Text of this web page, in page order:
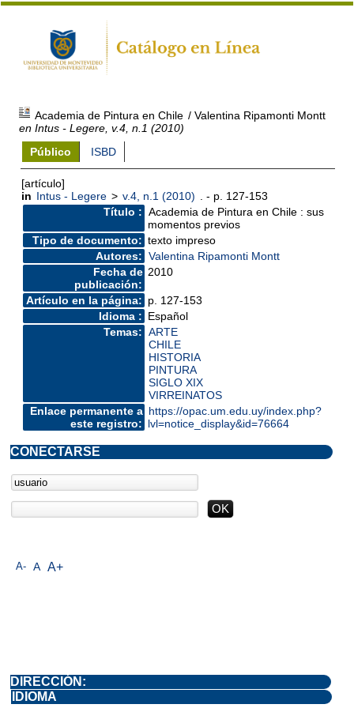
Academia de Pintura en Chile / Valentina Ripamonti Montt
en Intus - Legere, v.4, n.1 (2010)
Público
ISBD
[artículo]
in Intus - Legere > v.4, n.1 (2010)
. - p. 127-153
Título : Academia de Pintura en Chile : sus
momentos previos
Tipo de documento: texto impreso
Autores: Valentina Ripamonti Montt
Fecha de
publicación:
2010
Artículo en la página: p. 127-153
Idioma : Español
Temas: ARTE
CHILE
HISTORIA
PINTURA
SIGLO XIX
VIRREINATOS
Enlace permanente a
este registro:
https://opac.um.edu.uy/index.php?
lvl=notice_display&id=76664
A- A A+
CONECTARSE
DIRECCIÓN:
IDIOMA